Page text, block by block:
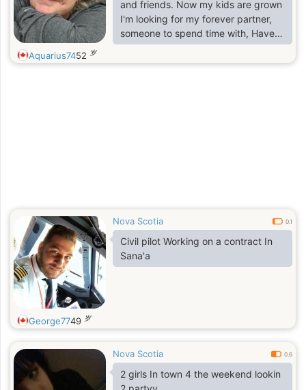
and friends. Now my kids are grown
I'm looking for my forever partner,
someone to spend time with, Have
fun and explore the world and each
other. I love intimacy and a romantic.
Aquarius7452 岁
Nova Scotia 0.1
Civil pilot Working on a contract In
Sana'a
George7749 岁
Nova Scotia 0.6
2 girls In town 4 the weekend lookin